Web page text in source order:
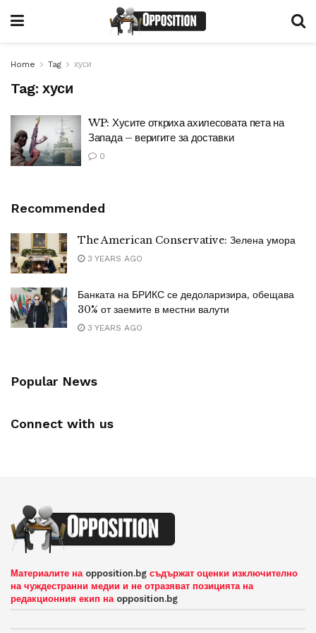
Home Tag хуси
Tag: хуси
WP: Хусите откриха ахилесовата пета на
Запада – веригите за доставки
0
Recommended
The American Conservative: Зелена умора
3 YEARS AGO
Банката на БРИКС се дедоларизира, обещава
30% от заемите в местни валути
3 YEARS AGO
Popular News
Connect with us
Материалите на opposition.bg съдържат оценки изключително
на чуждестранни медии и не отразяват позицията на
редакционния екип на opposition.bg